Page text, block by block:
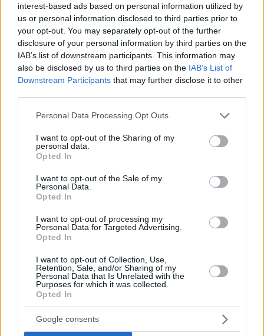
interest-based ads based on personal information utilized by
us or personal information disclosed to third parties prior to
your opt-out. You may separately opt-out of the further
disclosure of your personal information by third parties on the
IAB’s list of downstream participants. This information may
also be disclosed by us to third parties on the IAB’s List of
Downstream Participants that may further disclose it to other
Please note that this website/app uses one or more Google
not limited to your visit or usage behaviour. You may click to
grant or deny consent to Google and its third-party tags to
use your data for below specified purposes in below Google
consent section.
Personal Data Processing Opt Outs
I want to opt-out of the Sharing of my
personal data.
Opted In
I want to opt-out of the Sale of my
Personal Data.
Opted In
I want to opt-out of processing my
Personal Data for Targeted Advertising.
Opted In
I want to opt-out of Collection, Use,
Retention, Sale, and/or Sharing of my
Personal Data that Is Unrelated with the
Purposes for which it was collected.
Opted In
Google consents